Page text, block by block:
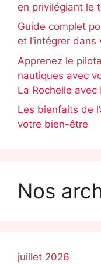
en privilégiant le
Guide complet
et l’intégrer dans
Apprenez le
nautiques avec
La Rochelle avec
Les bienfaits de
votre bien-être
Nos
juillet 2026